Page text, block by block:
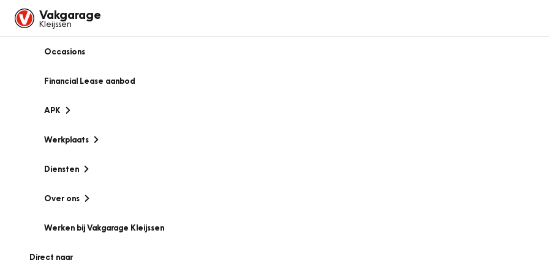
Vakgarage
Kleijssen
Occasions
Financial Lease aanbod
APK
Werkplaats
Diensten
Over ons
Werken bij Vakgarage Kleijssen
Direct naar